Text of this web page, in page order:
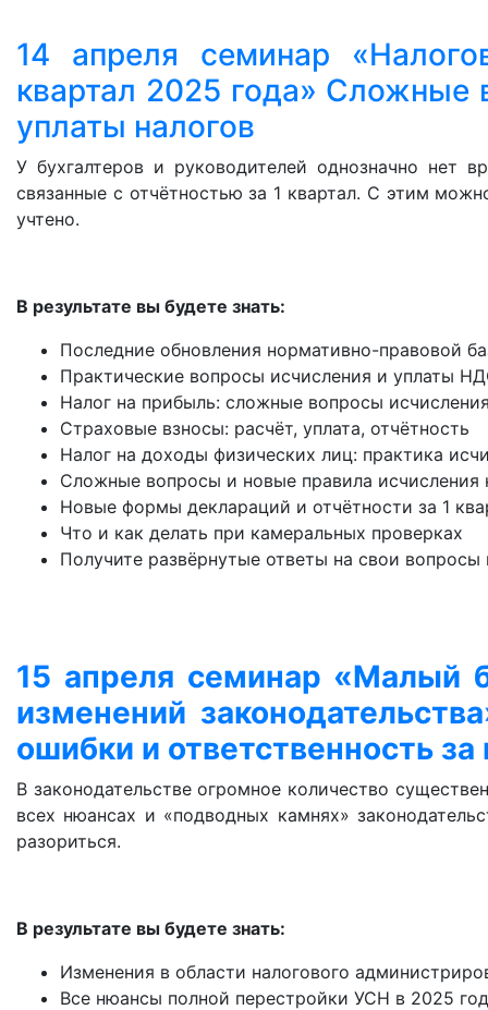
14 апреля семинар
квартал 2025 года» Сложные
уплаты налогов
У бухгалтеров и руководителей однозначно нет
связанные с отчётностью за 1 квартал. С этим
учтено.
В результате вы будете знать:
Последние обновления нормативно-правовой
Практические вопросы исчисления и уплаты
Налог на прибыль: сложные вопросы
Страховые взносы: расчёт, уплата, отчётность
Налог на доходы физических лиц: практика
Сложные вопросы и новые правила исчисления
Новые формы деклараций и отчётности за 1
Что и как делать при камеральных проверках
Получите развёрнутые ответы на свои
15 апреля семинар «Малый
изменений
ошибки и ответственность за
В законодательстве огромное количество
всех нюансах и «подводных камнях»
разориться.
В результате вы будете знать:
Изменения в области налогового
Все нюансы полной перестройки УСН в 2025